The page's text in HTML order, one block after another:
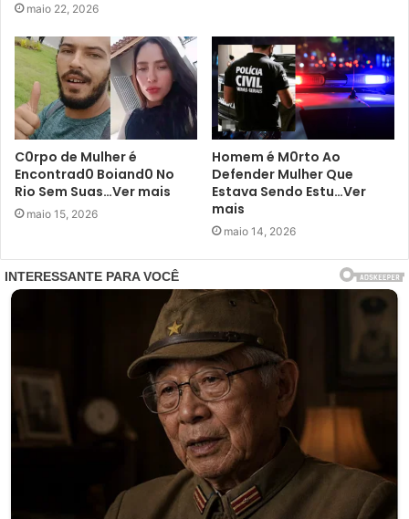
maio 22, 2026
C0rpo de Mulher é
Encontrad0 Boiand0 No
Rio Sem Suas…Ver mais
maio 15, 2026
Homem é M0rto Ao
Defender Mulher Que
Estava Sendo Estu…Ver
mais
maio 14, 2026